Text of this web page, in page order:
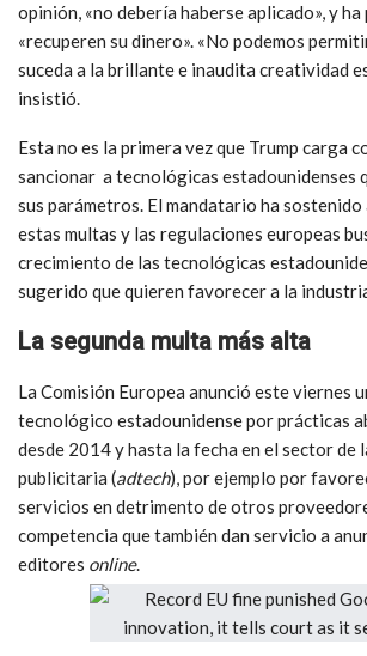
opinión, «no debería haberse aplicado», y
«recuperen su dinero». «No podemos
suceda a la brillante e inaudita creatividad
insistió.
Esta no es la primera vez que Trump carga
sancionar a tecnológicas estadounidenses
sus parámetros. El mandatario ha
estas multas y las regulaciones europeas
crecimiento de las tecnológicas
sugerido que quieren favorecer a la
La segunda multa más alta
La Comisión Europea anunció este viernes
tecnológico estadounidense por prácticas
desde 2014 y hasta la fecha en el sector de
publicitaria (adtech), por ejemplo por
servicios en detrimento de otros
competencia que también dan servicio a
editores online.